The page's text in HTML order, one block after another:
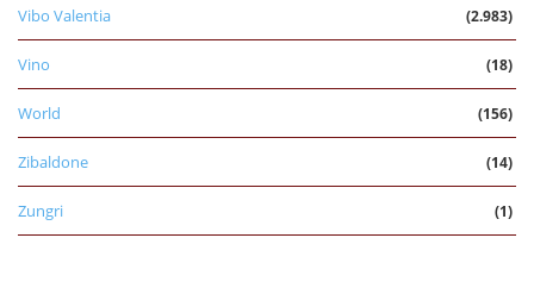
Vibo Valentia (2.983)
Vino (18)
World (156)
Zibaldone (14)
Zungri (1)